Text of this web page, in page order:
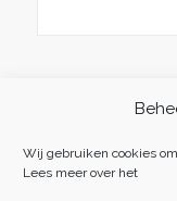
Wij gebruiken cookies
Lees meer over het